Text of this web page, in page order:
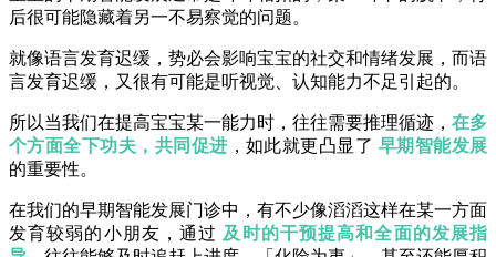
后很可能隐藏着另一不易察觉的问题。
就像语言发育迟缓，势必会影响宝宝的社交和情绪发展，而语
言发育迟缓，又很有可能是听视觉、认知能力不足引起的。
所以当我们在提高宝宝某一能力时，往往需要推理循迹， 在多
个方面全下功夫，共同促进 ，如此就更凸显了 早期智能发展
的重要性。
在我们的早期智能发展门诊中，有不少像滔滔这样在某一方面
发育较弱的小朋友，通过 及时的干预提高和全面的发展指